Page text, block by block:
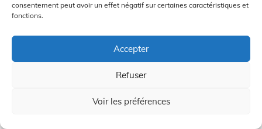
consentement peut avoir un effet négatif sur certaines caractéristiques et
fonctions.
Accepter
Refuser
Voir les préférences
C
électrique
Commande à
réglage de la
aideront à choisir le chariot de golf qui convient le